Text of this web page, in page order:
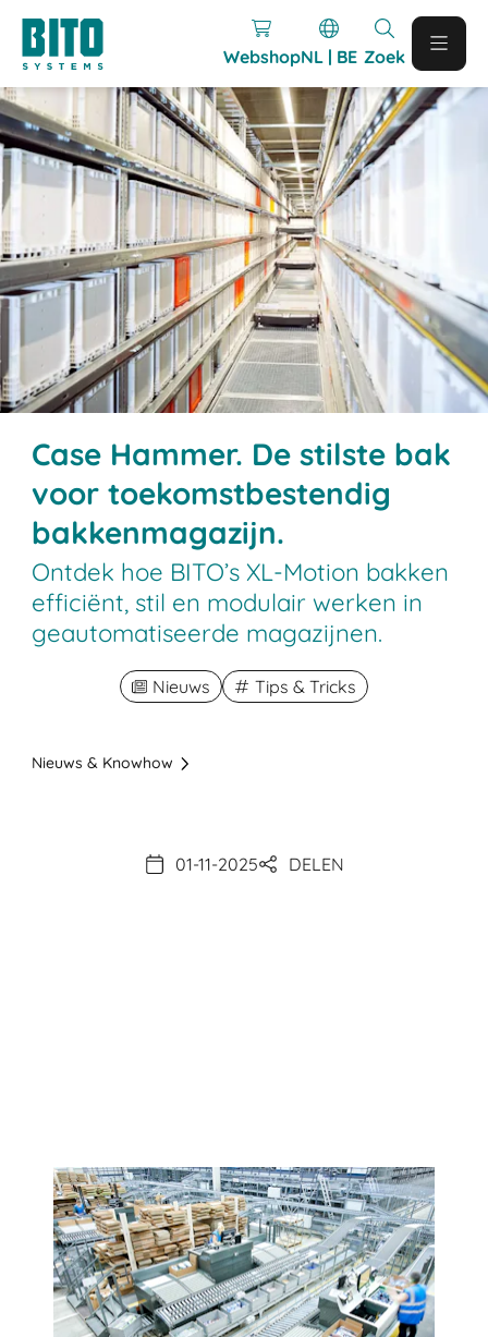
WebshopNL | BE Zoek
Case Hammer. De stilste bak
voor toekomstbestendig
bakkenmagazijn.
Ontdek hoe BITO’s XL-Motion bakken
efficiënt, stil en modulair werken in
geautomatiseerde magazijnen.
Nieuws Tips & Tricks
Nieuws & Knowhow
01-11-2025 DELEN